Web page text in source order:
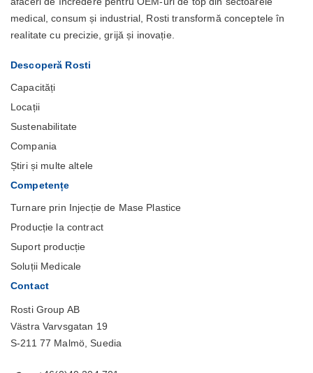
medical, consum și industrial, Rosti transformă conceptele în
realitate cu precizie, grijă și inovație.
Descoperă Rosti
Capacități
Locații
Sustenabilitate
Compania
Știri și multe altele
Competențe
Turnare prin Injecție de Mase Plastice
Producție la contract
Suport producție
Soluții Medicale
Contact
Rosti Group AB
Västra Varvsgatan 19
S-211 77 Malmö, Suedia